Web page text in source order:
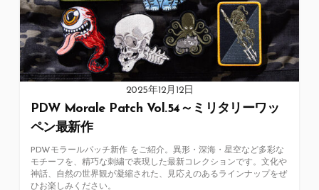
2025年12月12日
PDW Morale Patch Vol.54～ミリタリーワッ
ペン最新作
PDWモラールパッチ新作 をご紹介。異形・深海・星空など多彩な
モチーフを、精巧な刺繍で表現した最新コレクションです。文化や
神話、自然の世界観が凝縮された、見応えのあるラインナップをぜ
ひお楽しみください。